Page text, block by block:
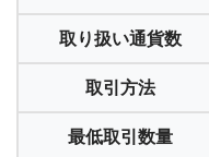
取り扱い通貨数
取引方法
最低取引数量